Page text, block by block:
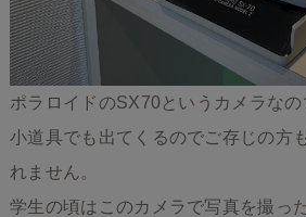
ポラロイドのSX70というカメラな
小道具でも出てくるのでご存じの方
れません。
学生の頃はこのカメラで写真を撮っ